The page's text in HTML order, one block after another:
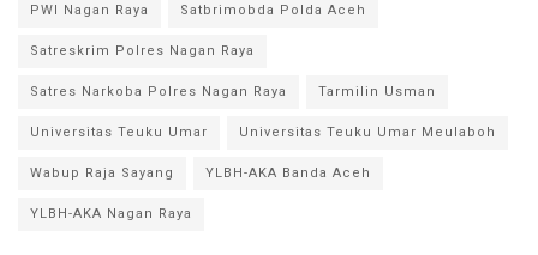
PWI Nagan Raya Satbrimobda Polda Aceh
Satreskrim Polres Nagan Raya
Satres Narkoba Polres Nagan Raya Tarmilin Usman
Universitas Teuku Umar Universitas Teuku Umar Meulaboh
Wabup Raja Sayang YLBH-AKA Banda Aceh
YLBH-AKA Nagan Raya